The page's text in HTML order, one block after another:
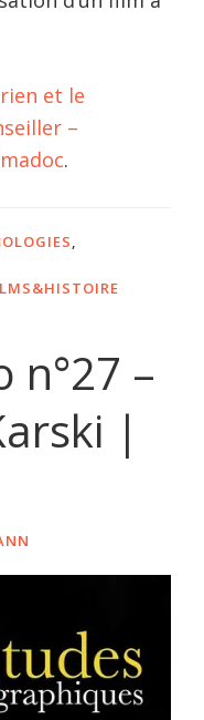
et le
–
.
,
n°27 –
|